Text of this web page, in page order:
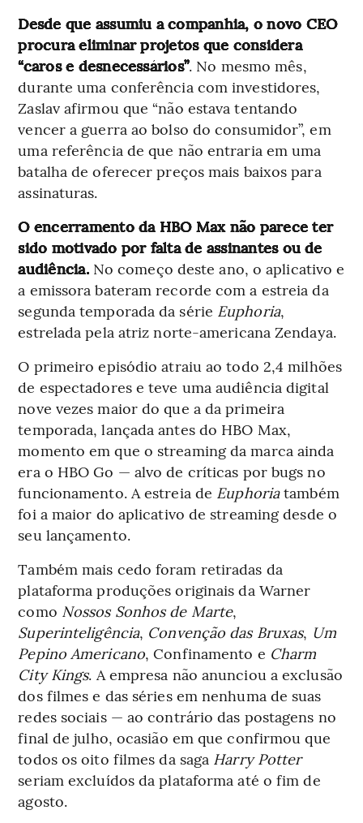
Desde que assumiu a companhia, o novo CEO
procura eliminar projetos que considera
“caros e desnecessários”. No mesmo mês,
durante uma conferência com investidores,
Zaslav afirmou que “não estava tentando
vencer a guerra ao bolso do consumidor”, em
uma referência de que não entraria em uma
batalha de oferecer preços mais baixos para
assinaturas.
O encerramento da HBO Max não parece ter
sido motivado por falta de assinantes ou de
audiência.No começo deste ano, o aplicativo e
a emissora bateram recorde com a estreia da
segunda temporada da série Euphoria,
estrelada pela atriz norte-americana Zendaya.
O primeiro episódio atraiu ao todo 2,4 milhões
de espectadores e teve uma audiência digital
nove vezes maior do que a da primeira
temporada, lançada antes do HBO Max,
momento em que o streaming da marca ainda
era o HBO Go — alvo de críticas por bugs no
funcionamento. A estreia de Euphoriatambém
foi a maior do aplicativo de streaming desde o
seu lançamento.
Também mais cedo foram retiradas da
plataforma produções originais da Warner
como Nossos Sonhos de Marte,
Superinteligência, Convenção das Bruxas, Um
Pepino Americano, Confinamento e Charm
City Kings. A empresa não anunciou a exclusão
dos filmes e das séries em nenhuma de suas
redes sociais — ao contrário das postagens no
final de julho, ocasião em que confirmou que
todos os oito filmes da saga Harry Potter
seriam excluídos da plataforma até o fim de
agosto.